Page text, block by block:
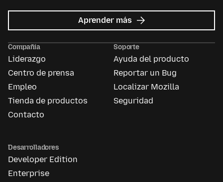
Aprender más acerca
de
Ads
Compañía
Liderazgo
Centro de prensa
Empleo
Tienda de productos
Contacto
Soporte
Ayuda del producto
Reportar un Bug
Localizar Mozilla
Seguridad
Desarrolladores
Developer Edition
Enterprise